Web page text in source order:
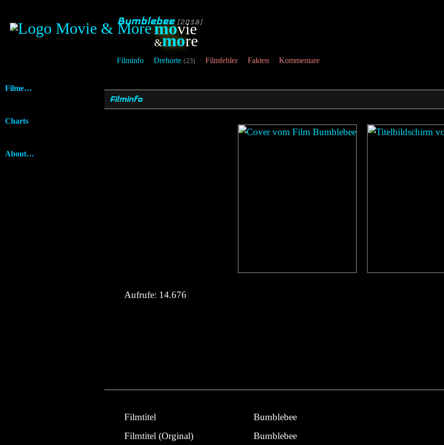
movie
&more
Bumblebee [2018]
Filminfo Drehorte (23) Filmfehler Fakten Kommentare
Filme…
Charts
About…
Filminfo
Aufrufe: 14.676
Filmtitel
Bumblebee
Filmtitel (Orginal)
Bumblebee